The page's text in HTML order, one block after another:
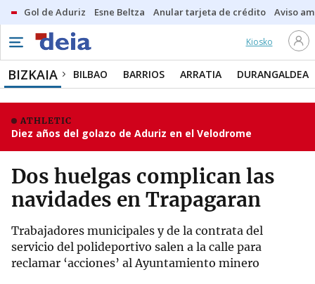
Gol de Aduriz Esne Beltza Anular tarjeta de crédito Aviso
Kiosko
BIZKAIA BILBAO BARRIOS ARRATIA DURANGALDEA
ATHLETIC
Diez años del golazo de Aduriz en el Velodrome
Dos huelgas complican las
navidades en Trapagaran
Trabajadores municipales y de la contrata del
servicio del polideportivo salen a la calle para
reclamar ‘acciones’ al Ayuntamiento minero